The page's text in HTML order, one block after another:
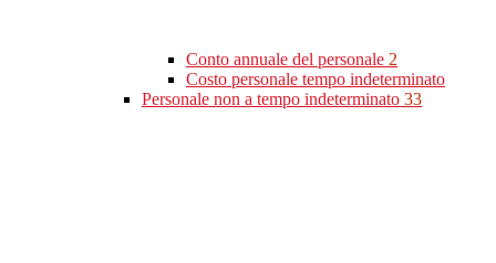
Conto annuale del personale 2
Costo personale tempo indeterminato
Personale non a tempo indeterminato 33